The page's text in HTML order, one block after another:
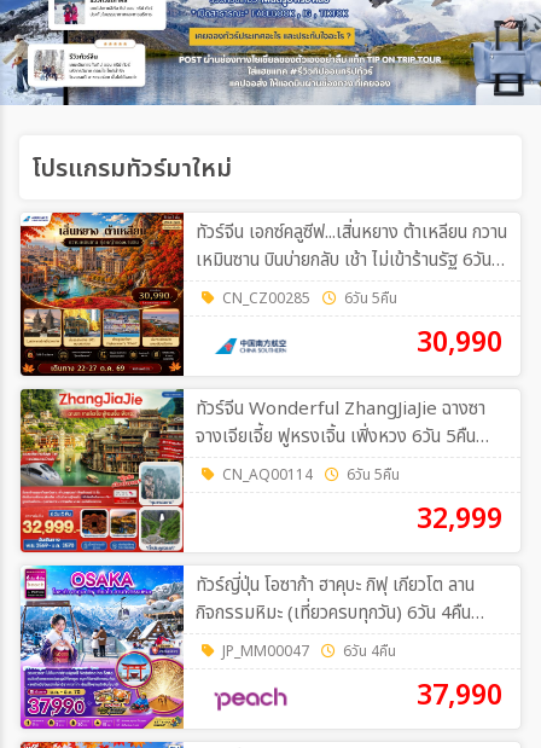
ค้นหา
โปรแกรมทัวร์มาใหม่
ทัวร์จีน เอกซ์คลูซีฟ...เสิ่นหยาง ต้าเหลียน กวาน
เหมินซาน บินบ่ายกลับ เช้า ไม่เข้าร้านรัฐ 6วัน
5คืน (CZ)
CN_CZ00285 6วัน 5คืน
30,990
ทัวร์จีน Wonderful ZhangJiaJie ฉางซา
จางเจียเจี้ย ฟูหรงเจิ้น เฟิ่งหวง 6วัน 5คืน
(A6)CN_AQ00114 6วัน 5คืน
32,999
ทัวร์ญี่ปุ่น โอซาก้า ฮาคุบะ กิฟุ เกียวโต ลาน
กิจกรรมหิมะ (เที่ยวครบทุกวัน) 6วัน 4คืน
(MM)JP_MM00047 6วัน 4คืน
37,990